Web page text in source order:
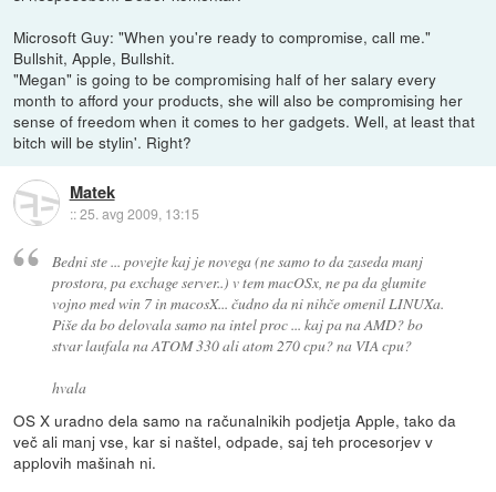
Microsoft Guy: "When you're ready to compromise, call me."
Bullshit, Apple, Bullshit.
"Megan" is going to be compromising half of her salary every
month to afford your products, she will also be compromising her
sense of freedom when it comes to her gadgets. Well, at least that
bitch will be stylin'. Right?
Matek
::25. avg 2009, 13:15
Bedni ste ... povejte kaj je novega (ne samo to da zaseda manj
prostora, pa exchage server..) v tem macOSx, ne pa da glumite
vojno med win 7 in macosX... čudno da ni nihče omenil LINUXa.
Piše da bo delovala samo na intel proc ... kaj pa na AMD? bo
stvar laufala na ATOM 330 ali atom 270 cpu? na VIA cpu?
hvala
OS X uradno dela samo na računalnikih podjetja Apple, tako da
več ali manj vse, kar si naštel, odpade, saj teh procesorjev v
applovih mašinah ni.